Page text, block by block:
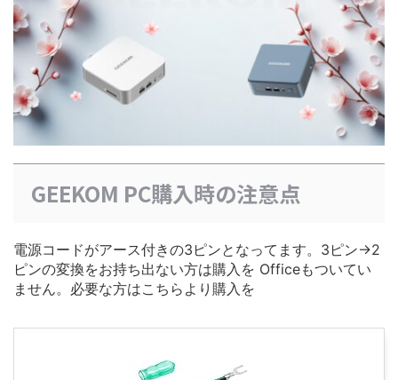
GEEKOM PC購入時の注意点
電源コードがアース付きの3ピンとなってます。3ピン→2
ピンの変換をお持ち出ない方は購入を Officeもついてい
ません。必要な方はこちらより購入を